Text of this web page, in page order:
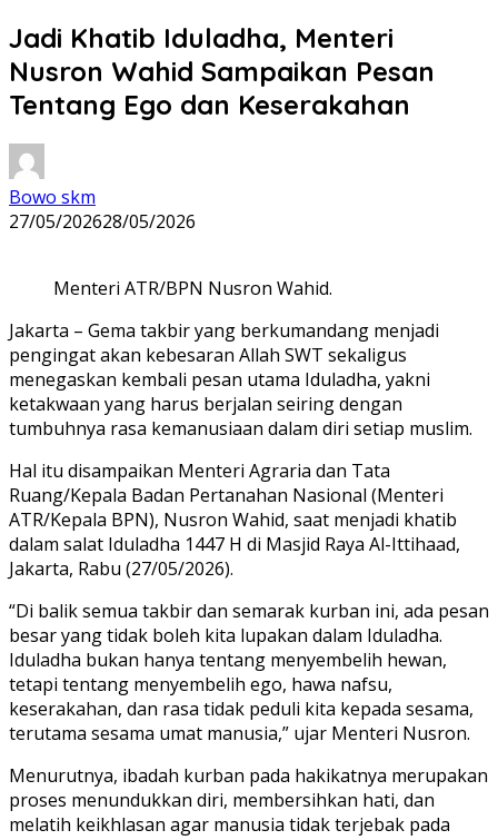
Jadi Khatib Iduladha, Menteri
Nusron Wahid Sampaikan Pesan
Tentang Ego dan Keserakahan
Bowo skm
27/05/202628/05/2026
Menteri ATR/BPN Nusron Wahid.
Jakarta – Gema takbir yang berkumandang menjadi
pengingat akan kebesaran Allah SWT sekaligus
menegaskan kembali pesan utama Iduladha, yakni
ketakwaan yang harus berjalan seiring dengan
tumbuhnya rasa kemanusiaan dalam diri setiap muslim.
Hal itu disampaikan Menteri Agraria dan Tata
Ruang/Kepala Badan Pertanahan Nasional (Menteri
ATR/Kepala BPN), Nusron Wahid, saat menjadi khatib
dalam salat Iduladha 1447 H di Masjid Raya Al-Ittihaad,
Jakarta, Rabu (27/05/2026).
“Di balik semua takbir dan semarak kurban ini, ada pesan
besar yang tidak boleh kita lupakan dalam Iduladha.
Iduladha bukan hanya tentang menyembelih hewan,
tetapi tentang menyembelih ego, hawa nafsu,
keserakahan, dan rasa tidak peduli kita kepada sesama,
terutama sesama umat manusia,” ujar Menteri Nusron.
Menurutnya, ibadah kurban pada hakikatnya merupakan
proses menundukkan diri, membersihkan hati, dan
melatih keikhlasan agar manusia tidak terjebak pada